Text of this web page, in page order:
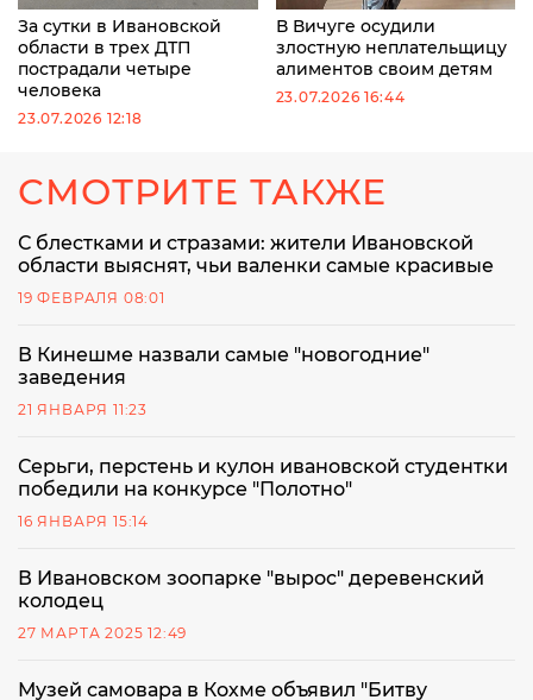
За сутки в Ивановской
области в трех ДТП
пострадали четыре
человека
23.07.2026 12:18
В Вичуге осудили
злостную неплательщицу
алиментов своим детям
23.07.2026 16:44
СМОТРИТЕ ТАКЖЕ
С блестками и стразами: жители Ивановской
области выяснят, чьи валенки самые красивые
19 ФЕВРАЛЯ 08:01
В Кинешме назвали самые "новогодние"
заведения
21 ЯНВАРЯ 11:23
Серьги, перстень и кулон ивановской студентки
победили на конкурсе "Полотно"
16 ЯНВАРЯ 15:14
В Ивановском зоопарке "вырос" деревенский
колодец
27 МАРТА 2025 12:49
Музей самовара в Кохме объявил "Битву